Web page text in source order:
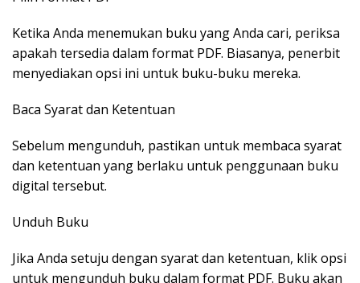
Ketika Anda menemukan buku yang Anda cari, periksa
apakah tersedia dalam format PDF. Biasanya, penerbit
menyediakan opsi ini untuk buku-buku mereka.
Baca Syarat dan Ketentuan
Sebelum mengunduh, pastikan untuk membaca syarat
dan ketentuan yang berlaku untuk penggunaan buku
digital tersebut.
Unduh Buku
Jika Anda setuju dengan syarat dan ketentuan, klik opsi
untuk mengunduh buku dalam format PDF. Buku akan